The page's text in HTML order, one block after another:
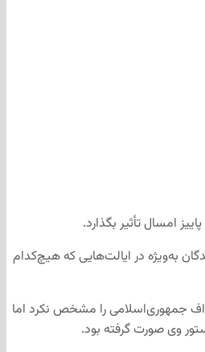
امسال تأثیر بگذارد.
به‌ویژه در ایالت‌هایی که هیچ‌کدام
جمهوری‌اسلامی را مشخص نکرد اما